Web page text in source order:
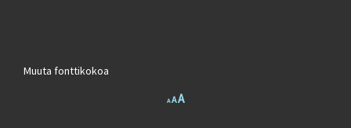
Muuta fonttikokoa
ADecrease font size.
AReset font size.
AIncrease font size.